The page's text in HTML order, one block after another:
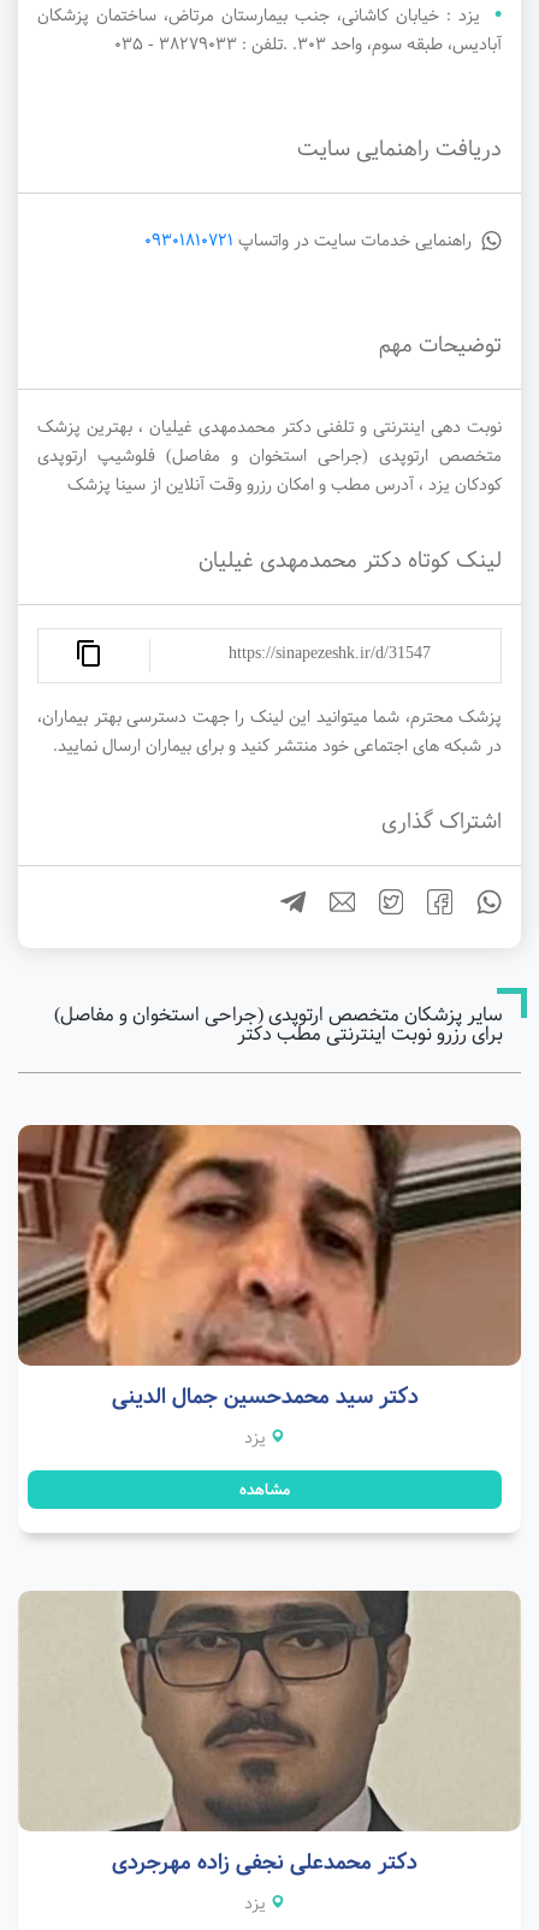
یزد : خیابان کاشانی، جنب بیمارستان مرتاض، ساختمان پزشکان
آبادیس، طبقه سوم، واحد 303. .تلفن : 38279033 - ۰۳۵
دریافت راهنمایی سایت
راهنمایی خدمات سایت در واتساپ 09301810721
توضیحات مهم
نوبت دهی اینترنتی و تلفنی دکتر محمدمهدی غیلیان ، بهترین پزشک
متخصص ارتوپدی (جراحی استخوان و مفاصل) فلوشیپ ارتوپدی
کودکان یزد ، آدرس مطب و امکان رزرو وقت آنلاین از سینا پزشک
لینک کوتاه دکتر محمدمهدی غیلیان
https://sinapezeshk.ir/d/31547
پزشک محترم، شما میتوانید این لینک را جهت دسترسی بهتر بیماران،
در شبکه های اجتماعی خود منتشر کنید و برای بیماران ارسال نمایید.
اشتراک گذاری
سایر پزشکان متخصص ارتوپدی (جراحی استخوان و مفاصل)
برای رزرو نوبت اینترنتی مطب دکتر
دکتر سید محمدحسین جمال الدینی
یزد
مشاهده
دکتر محمدعلی نجفی زاده مهرجردی
یزد